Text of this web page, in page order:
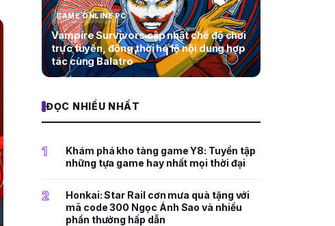
GAME ONLINE PC
Vampire Survivors cập nhật chế độ chơi
trực tuyến, đồng thời hé lộ nội dung hợp
tác cùng Balatro
ĐỌC NHIỀU NHẤT
1
Khám phá kho tàng game Y8: Tuyển tập
những tựa game hay nhất mọi thời đại
2
Honkai: Star Rail cơn mưa quà tặng với
mã code 300 Ngọc Ánh Sao và nhiều
phần thưởng hấp dẫn